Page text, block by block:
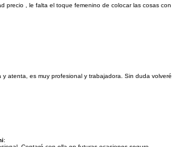
precio , le falta el toque femenino de colocar las cosas con
y atenta, es muy profesional y trabajadora. Sin duda volveré
: